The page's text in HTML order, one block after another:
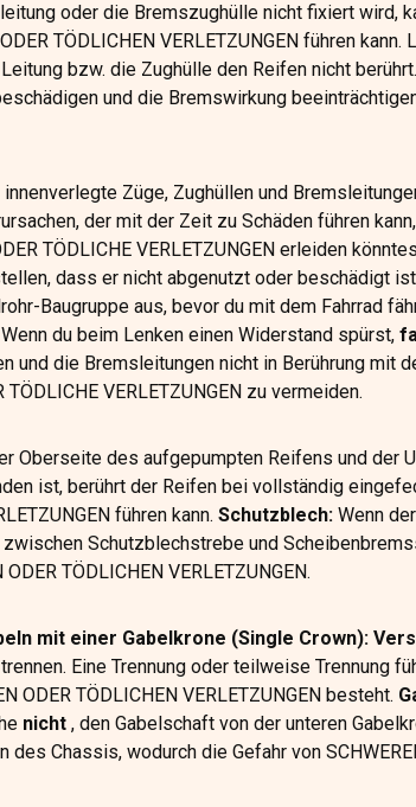
oder die Bremszughülle nicht fixiert wird,
TÖDLICHEN VERLETZUNGEN führen
bzw. die Zughülle den Reifen nicht
und die Bremswirkung
Züge, Zughüllen und
der mit der Zeit zu Schäden führen
TÖDLICHE VERLETZUNGEN erleiden
dass er nicht abgenutzt oder beschädigt
Baugruppe aus, bevor du mit dem Fahrrad
du beim Lenken einen Widerstand spürst,
und die Bremsleitungen nicht in Berührung mit
VERLETZUNGEN zu vermeiden.
Oberseite des aufgepumpten Reifens und der
ist, berührt der Reifen bei vollständig
führen kann. Schutzblech:Wenn
Schutzblechstrebe und
TÖDLICHEN VERLETZUNGEN.
mit einer Gabelkrone (Single Crown):
Eine Trennung oder teilweise Trennung
ODER TÖDLICHEN VERLETZUNGEN besteht.
nicht, den Gabelschaft von der unteren
Chassis, wodurch die Gefahr von